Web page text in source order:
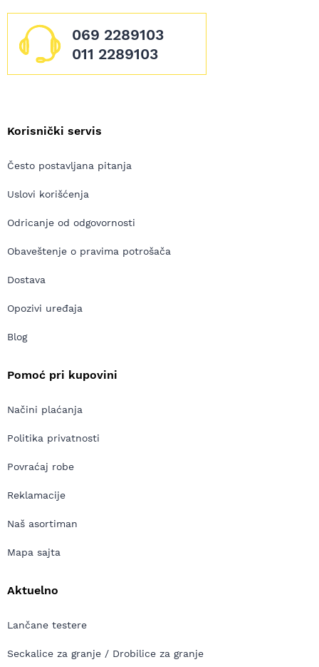
069 2289103
011 2289103
Korisnički servis
Često postavljana pitanja
Uslovi korišćenja
Odricanje od odgovornosti
Obaveštenje o pravima potrošača
Dostava
Opozivi uređaja
Blog
Pomoć pri kupovini
Načini plaćanja
Politika privatnosti
Povraćaj robe
Reklamacije
Naš asortiman
Mapa sajta
Aktuelno
Lančane testere
Seckalice za granje / Drobilice za granje